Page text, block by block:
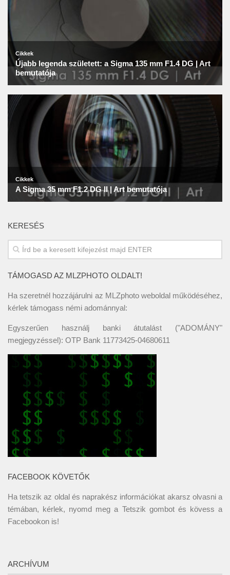
KERESÉS
TÁMOGASD AZ MLZPHOTO OLDALT!
Ha szeretnél hozzájárulni az MLZphoto weboldal működéséhez,
kérlek támogass némi adománnyal:
Egyszerűen használj banki átutalást ("ADOMÁNY"
megjegyzéssel): OTP Bank 11773425-04680611
FACEBOOK KÖVETŐK
Ha tetszik az oldal és naprakész információkat akarsz olvasni a
témában, kérlek, nyomd meg a Tetszik gombot és kövess a
Facebookon is!
ARCHÍVUM